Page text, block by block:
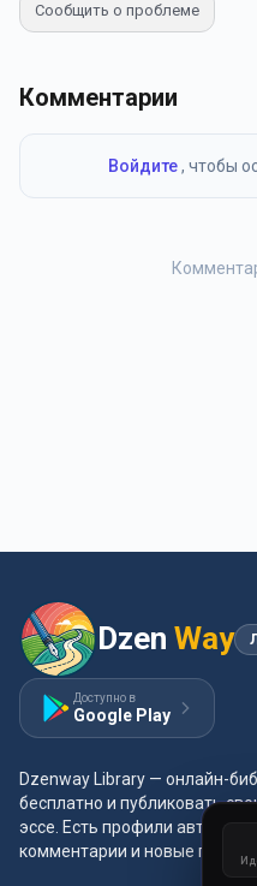
Сообщить о проблеме
Комментарии
Войдите, чтобы
Dzen Way
Доступно в
Google Play
Dzenway Library — онлайн-
бесплатно и публиковать
эссе. Есть профили авторов,
комментарии и новые главы